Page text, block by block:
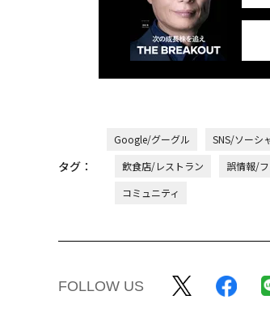
タグ：
Google/グーグル SNS/ソーシ
飲食店/レストラン
誤情報/
コミュニティ
FOLLOW US